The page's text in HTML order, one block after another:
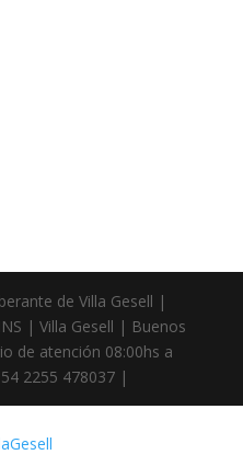
de Villa Gesell |
| Villa Gesell | Buenos
de atención 08:00hs a
2255 478037 |